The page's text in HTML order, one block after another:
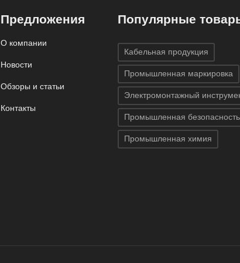
Предложения
О компании
Новости
Обзоры и статьи
Контакты
Популярные
Кабельная продукция
Промышленная маркировка
Электромонтажный
Промышленная безопасность
Промышленная химия